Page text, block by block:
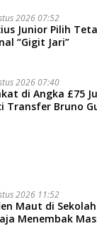
2026 07:52
Junior Pilih
“Gigit Jari”
2026 07:40
di Angka £75
Transfer Bruno
2026 11:52
Maut di
Menembak